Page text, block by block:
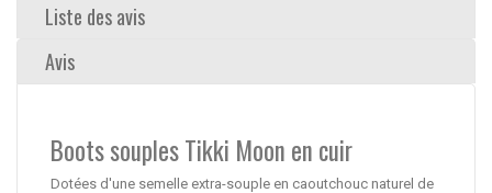
Liste des avis
Avis
Boots souples Tikki Moon en cuir
Dotées d'une semelle extra-souple en caoutchouc naturel de